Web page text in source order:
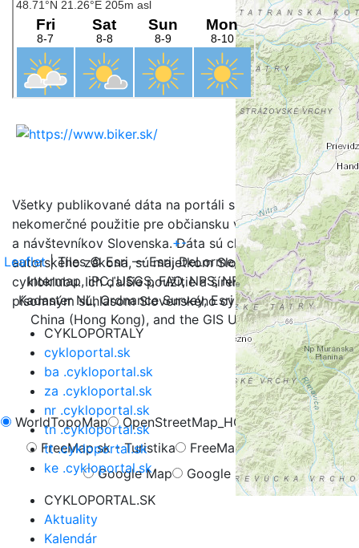
WorldTopoMap OpenStreetMap_HOT
OpenCycleMap
FreeMap.sk - Turistika
FreeMap.sk - Cyklistika
Google Map
Google Hybrid
+-
Leaflet| Tiles © Esri — Esri, DeLorme, NAVTEQ, TomTom,
Intermap, iPC, USGS, FAO, NPS, NRCAN, GeoBase,
Kadaster NL, Ordnance Survey, Esri Japan, METI, Esri
China (Hong Kong), and the GIS User Community
Všetky publikované dáta na portáli sú určené na
nekomerčné použitie pre občiansku verejnosť, turistov
a návštevníkov Slovenska. Dáta sú chránené v zmysle
autorského zákona, sú majetkom Slovenského
cykloklubu. Ich ďalšie použitie a šírenie je možné iba s
písomným súhlasom Slovenského cykloklubu.
CYKLOPORTALY
cykloportal.sk
ba .cykloportal.sk
za .cykloportal.sk
nr .cykloportal.sk
tn .cykloportal.sk
tt .cykloportal.sk
ke .cykloportal.sk
CYKLOPORTAL.SK
Aktuality
Kalendár